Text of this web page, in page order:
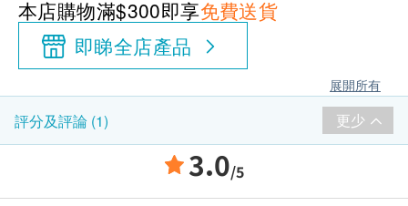
本店購物滿$300即享免費送貨
即睇全店產品
展開所有
評分及評論 (1) 更少
3.0/5